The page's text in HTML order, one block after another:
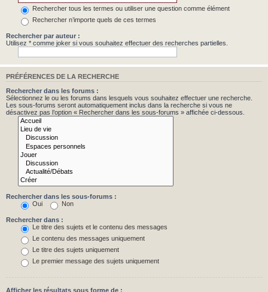
Rechercher tous les termes ou utiliser une question comme élément
Rechercher n’importe quels de ces termes
Rechercher par auteur :
Utilisez * comme joker si vous souhaitez effectuer des recherches partielles.
PRÉFÉRENCES DE LA RECHERCHE
Rechercher dans les forums :
Sélectionnez le ou les forums dans lesquels vous souhaitez effectuer une recherche.
Les sous-forums seront automatiquement inclus dans la recherche si vous ne
désactivez pas l’option « Rechercher dans les sous-forums » affichée ci-dessous.
Rechercher dans les sous-forums :
Oui
Non
Rechercher dans :
Le titre des sujets et le contenu des messages
Le contenu des messages uniquement
Le titre des sujets uniquement
Le premier message des sujets uniquement
Afficher les résultats sous forme de :